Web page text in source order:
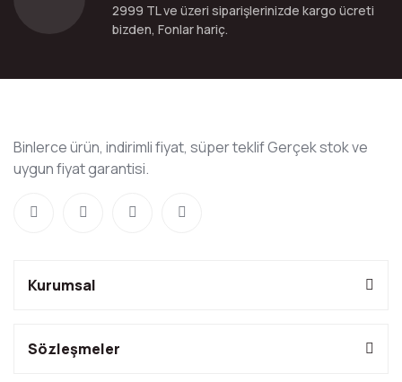
2999 TL ve üzeri siparişlerinizde kargo ücreti
bizden, Fonlar hariç.
Binlerce ürün, indirimli fiyat, süper teklif Gerçek stok ve
uygun fiyat garantisi.
Kurumsal
Sözleşmeler